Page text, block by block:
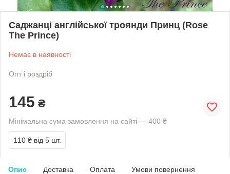
Саджанці англійської троянди Принц (Rose
The Prince)
Немає в наявності
Опт і роздріб
145 ₴
Мінімальна сума замовлення на сайті — 400 ₴
110 ₴ від 5 шт.
Опис Доставка Оплата Умови повернення